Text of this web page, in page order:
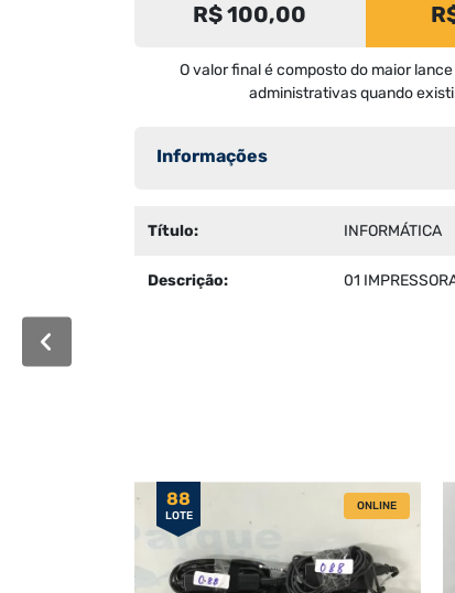
R$ 100,00
O valor final é composto do maior
administrativas quando
Informações
Título: INFORMÁTICA
Descrição: 01
88
LOTE
ONLINE